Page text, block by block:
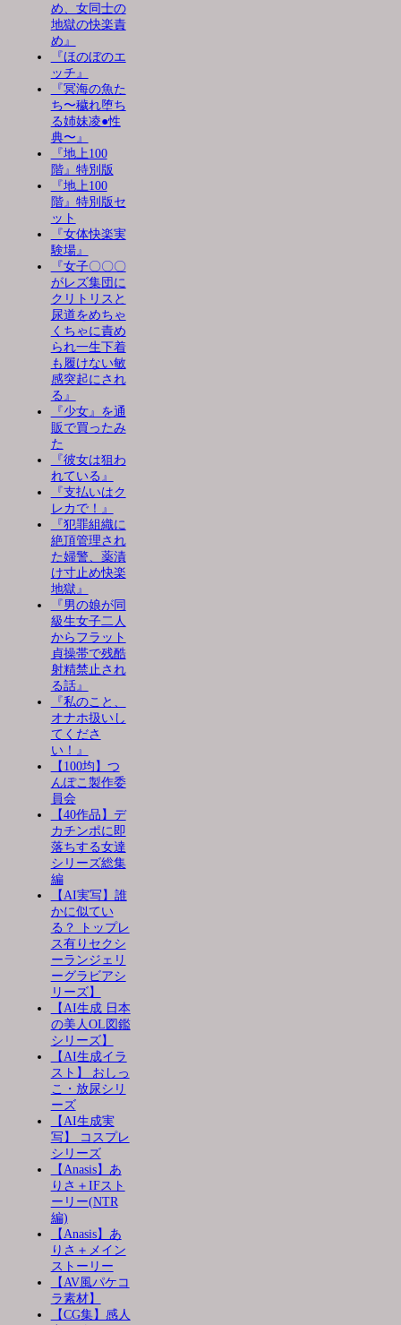
め、女同士の
地獄の快楽責
め』
『ほのぼのエ
ッチ』
『冥海の魚た
ち〜穢れ堕ち
る姉妹凌●性
典〜』
『地上100
階』特別版
『地上100
階』特別版セ
ット
『女体快楽実
験場』
『女子〇〇〇
がレズ集団に
クリトリスと
尿道をめちゃ
くちゃに責め
られ一生下着
も履けない敏
感突起にされ
る』
『少女』を通
販で買ったみ
た
『彼女は狙わ
れている』
『支払いはク
レカで！』
『犯罪組織に
絶頂管理され
た婦警、薬漬
け寸止め快楽
地獄』
『男の娘が同
級生女子二人
からフラット
貞操帯で残酷
射精禁止され
る話』
『私のこと、
オナホ扱いし
てくださ
い！』
【100均】つ
んぽこ製作委
員会
【40作品】デ
カチンポに即
落ちする女達
シリーズ総集
編
【AI実写】誰
かに似てい
る？ トップレ
ス有りセクシ
ーランジェリ
ーグラビアシ
リーズ】
【AI生成 日本
の美人OL図鑑
シリーズ】
【AI生成イラ
スト】 おしっ
こ・放尿シリ
ーズ
【AI生成実
写】 コスプレ
シリーズ
【Anasis】あ
りさ＋IFスト
ーリー(NTR
編)
【Anasis】あ
りさ＋メイン
ストーリー
【AV風パケコ
ラ素材】
【CG集】感人